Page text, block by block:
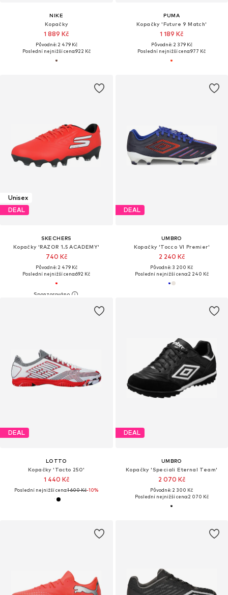
NIKE
Kopačky
1 889 Kč
Původně: 2 479 Kč
Poslední nejnižší cena:922 Kč
PUMA
Kopačky 'Future 9 Match'
1 189 Kč
Původně: 2 379 Kč
Poslední nejnižší cena:977 Kč
Unisex
DEAL
SKECHERS
Kopačky 'RAZOR 1.5 ACADEMY'
740 Kč
Původně: 2 479 Kč
Poslední nejnižší cena:692 Kč
DEAL
UMBRO
Kopačky 'Tocco VI Premier'
2 240 Kč
Původně: 3 200 Kč
Poslední nejnižší cena:2 240 Kč
DEAL
LOTTO
Kopačky 'Tacto 250'
1 440 Kč
Poslední nejnižší cena:1 600 Kč-10%
DEAL
UMBRO
Kopačky 'Speciali Eternal Team'
2 070 Kč
Původně: 2 300 Kč
Poslední nejnižší cena:2 070 Kč